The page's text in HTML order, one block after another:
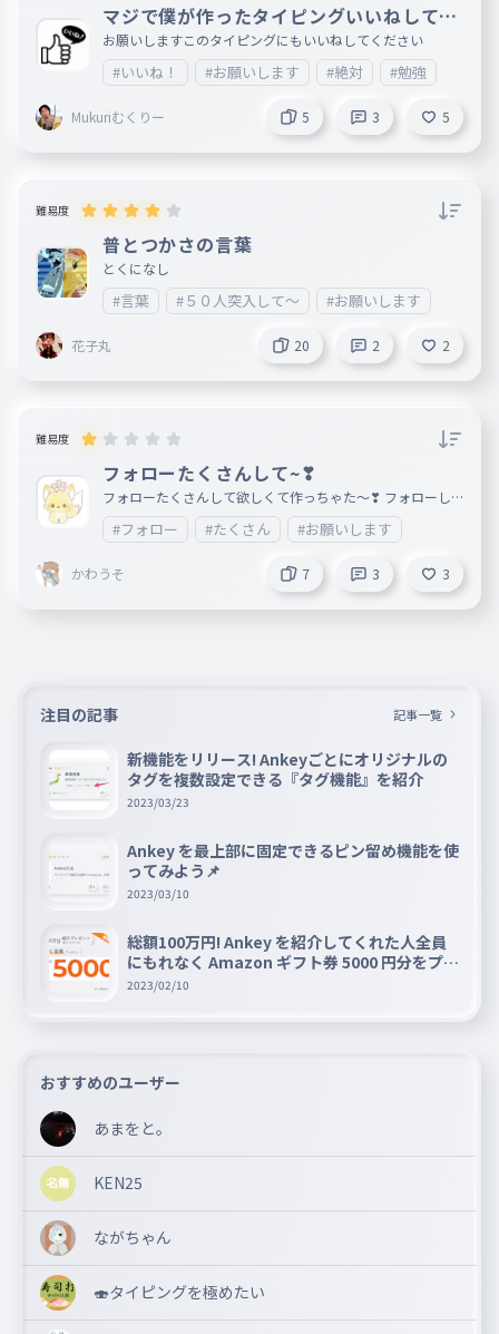
マジで僕が作ったタイピングいいねしてく
ださい
お願いしますこのタイピングにもいいねしてください
#いいね！ #お願いします #絶対 #勉強
Mukuriむくりー 5 3 5
難易度
普とつかさの言葉
とくになし
#言葉 #５０人突入して〜 #お願いします
花子丸 20 2 2
難易度
フォローたくさんして~❣
フォローたくさんして欲しくて作っちゃた〜❣ フォローし
・て・ね❤
#フォロー #たくさん #お願いします
かわうそ 7 3 3
注目の記事 記事一覧
新機能をリリース! Ankeyごとにオリジナルの
タグを複数設定できる『タグ機能』を紹介
2023/03/23
Ankey を最上部に固定できるピン留め機能を使
ってみよう📌
2023/03/10
総額100万円! Ankey を紹介してくれた人全員
にもれなく Amazon ギフト券 5000 円分をプレ
ゼントキャンペーン!!
2023/02/10
おすすめのユーザー
あまをと。
KEN25
ながちゃん
🍣タイピングを極めたい